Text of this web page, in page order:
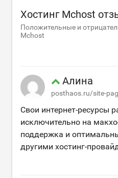
Хостинг Mchost
Положительные и
Mchost
Алина
posthaos.ru/site-
Свои интернет-ресурсы
исключительно на
поддержка и
другими хостинг-